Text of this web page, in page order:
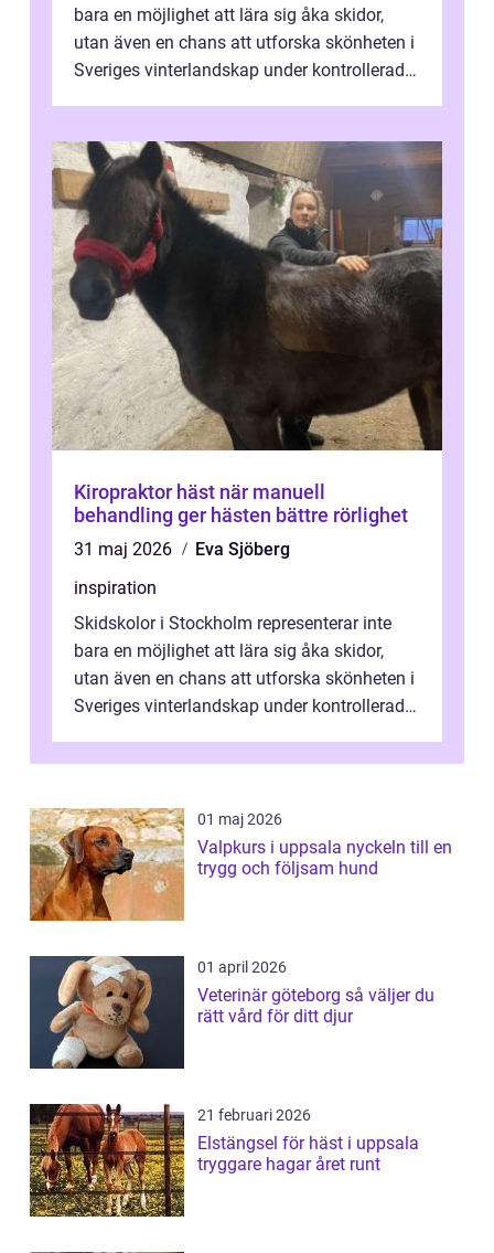
bara en möjlighet att lära sig åka skidor,
utan även en chans att utforska skönheten i
Sveriges vinterlandskap under kontrollerade
Kiropraktor häst när manuell
behandling ger hästen bättre rörlighet
31 maj 2026
Eva Sjöberg
inspiration
Skidskolor i Stockholm representerar inte
bara en möjlighet att lära sig åka skidor,
utan även en chans att utforska skönheten i
Sveriges vinterlandskap under kontrollerade
01 maj 2026
Valpkurs i uppsala nyckeln till en
trygg och följsam hund
01 april 2026
Veterinär göteborg så väljer du
rätt vård för ditt djur
21 februari 2026
Elstängsel för häst i uppsala
tryggare hagar året runt